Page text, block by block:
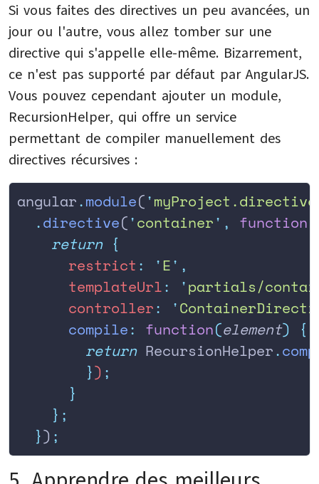
Si vous faites des directives un peu avancées, un
jour ou l'autre, vous allez tomber sur une
directive qui s'appelle elle-même. Bizarrement,
ce n'est pas supporté par défaut par AngularJS.
Vous pouvez cependant ajouter un module,
RecursionHelper, qui offre un service
permettant de compiler manuellement des
directives récursives :
angular.module('
  .
directive('container' , function
    return
{
      restrict
: ' E' ,
      templateUrl
: 'partials/
      controller
: '
      compile
: function(element) {
        return
RecursionHelper.
        }
) ;
      }
    };
  }
) ;